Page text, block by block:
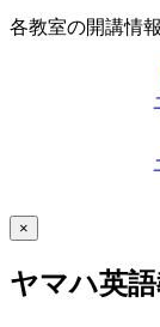
各教室の開講情
×
ヤマハ英